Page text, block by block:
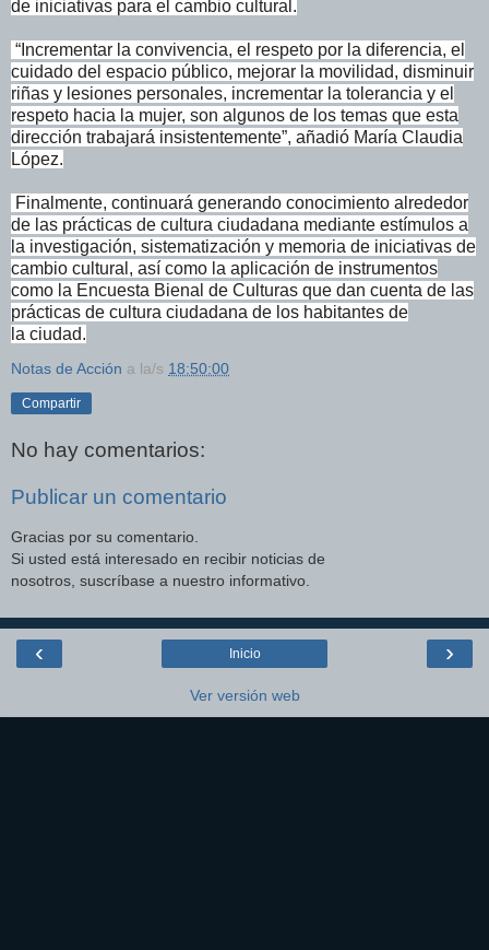
de iniciativas para el cambio cultural.
“Incrementar la convivencia, el respeto por la diferencia, el
cuidado del espacio público, mejorar la movilidad, disminuir
riñas y lesiones personales, incrementar la tolerancia y el
respeto hacia la mujer, son algunos de los temas que esta
dirección trabajará insistentemente”, añadió María Claudia
López.
Finalmente, continuará generando conocimiento alrededor
de las prácticas de cultura ciudadana mediante estímulos a
la investigación, sistematización y memoria de iniciativas de
cambio cultural, así como la aplicación de instrumentos
como la Encuesta Bienal de Culturas que dan cuenta de las
prácticas de cultura ciudadana de los habitantes de
la ciudad.
Notas de Acción a la/s 18:50:00
Compartir
No hay comentarios:
Publicar un comentario
Gracias por su comentario.
Si usted está interesado en recibir noticias de
nosotros, suscríbase a nuestro informativo.
‹ ›
Inicio
Ver versión web